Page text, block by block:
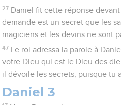
27 Daniel fit cette réponse
demande est un secret que les
magiciens et les devins ne sont
47
Le roi adressa la parole à
votre Dieu qui est le Dieu des
il dévoile les secrets, puisque tu
Daniel 3